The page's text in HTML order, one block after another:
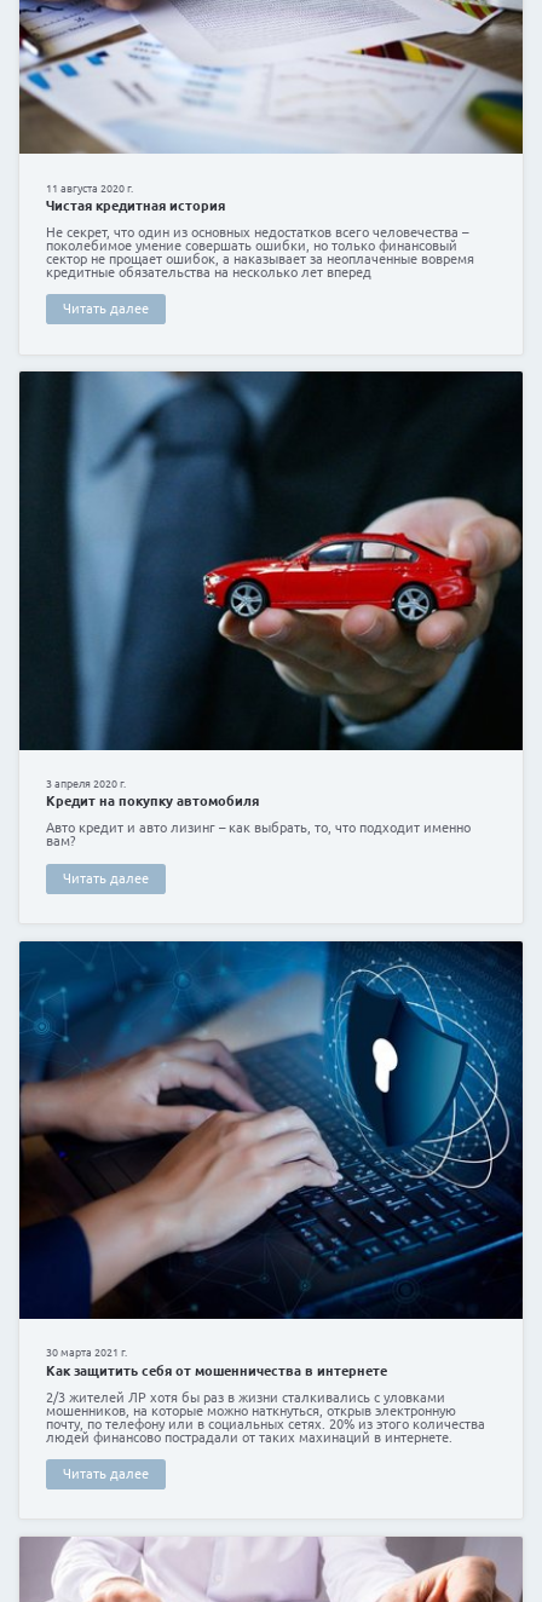
3 апреля 2020 г.
Если вы - владелец смартфона с операционной
сентября месяца можете свободно пользоваться
бесконтактными платежами
15 апреля 2020 г.
Кредит на покупку телефона
Даже, если вы – не большой любитель сотовой
сопутствующего оборудования, так или иначе, вам
подстроиться под нравы современного общества.
Читать далее